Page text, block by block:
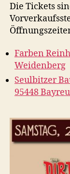
Die Tickets
Farben
Weidenberg
Seulbitzer
95448